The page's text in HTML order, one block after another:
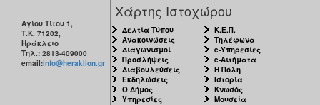
Αγίου Τίτου 1,
Τ.Κ. 71202,
Ηράκλειο
Τηλ.: 2813-409000
email:info@heraklion.gr
Χάρτης Ιστοχώρου
Δελτία Τύπου
Ανακοινώσεις
Διαγωνισμοί
Προσλήψεις
Διαβουλεύσεις
Εκδηλώσεις
Ο Δήμος
Υπηρεσίες
Κ.Ε.Π.
Τηλέφωνα
e-Υπηρεσίες
e-Αιτήματα
Η Πόλη
Ιστορία
Κνωσός
Μουσεία